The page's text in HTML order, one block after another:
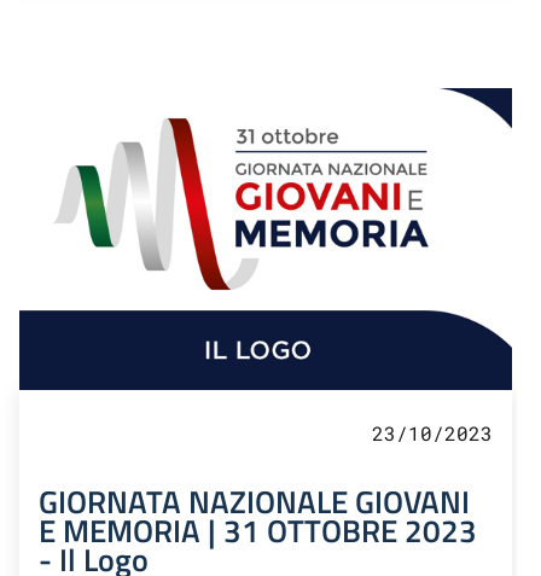
23/10/2023
GIORNATA NAZIONALE GIOVANI
E MEMORIA | 31 OTTOBRE 2023
- Il Logo